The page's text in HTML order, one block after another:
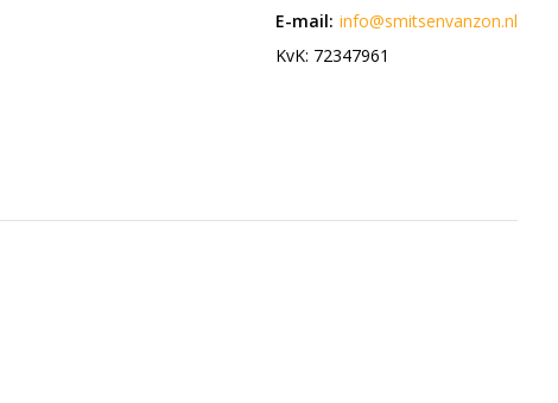
E-mail: info@smitsenvanzon.nl
KvK: 72347961